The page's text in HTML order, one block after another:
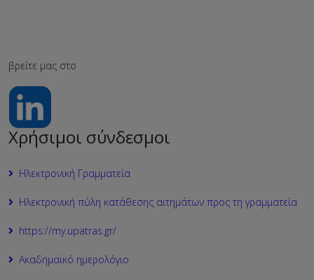
βρείτε μας στο
Χρήσιμοι σύνδεσμοι
Ηλεκτρονική Γραμματεία
Ηλεκτρονική πύλη κατάθεσης αιτημάτων προς τη γραμματεία
https://my.upatras.gr/
Ακαδημαϊκό ημερολόγιο